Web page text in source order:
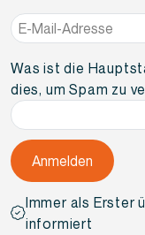
E-
Mail-
Adresse*
Was ist die
dies, um Spam zu
Immer als Erster
informiert